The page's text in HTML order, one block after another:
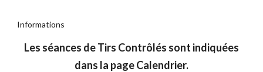
Informations
Les séances de Tirs Contrôlés sont indiquées
dans la page Calendrier.